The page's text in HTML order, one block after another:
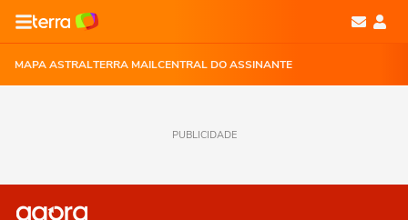
MAPA ASTRALTERRA MAILCENTRAL DO ASSINANTE
PUBLICIDADE